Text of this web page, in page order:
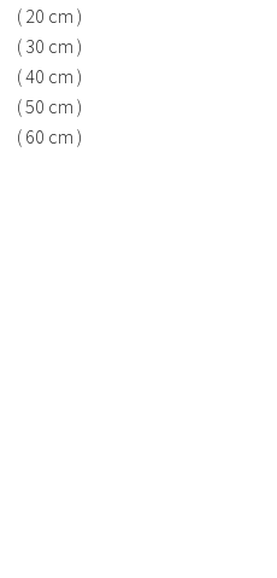
( 20 cm )
( 30 cm )
( 40 cm )
( 50 cm )
( 60 cm )